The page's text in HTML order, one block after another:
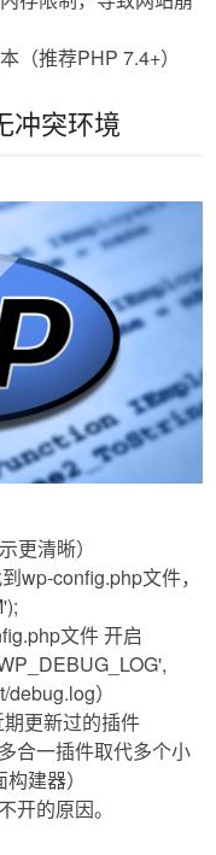
（推荐PHP 7.4+）
冲突环境
更清晰）
wp-config.php文件，
文件 开启
）
更新过​​的插件
合一插件取代多个小
建器）
开的原因。